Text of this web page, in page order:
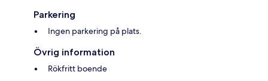
Parkering
Ingen parkering på plats.
Övrig information
Rökfritt boende